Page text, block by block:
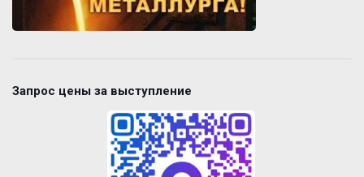
Запрос цены за выступление